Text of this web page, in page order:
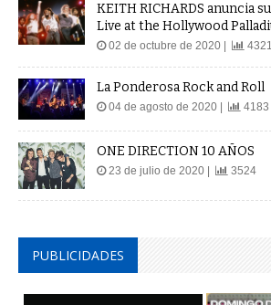
KEITH RICHARDS anuncia
Live at the Hollywood
02 de octubre de 2020 | 4321
La Ponderosa Rock and Roll
04 de agosto de 2020 | 4183
ONE DIRECTION 10 AÑOS
23 de julio de 2020 | 3524
PUBLICIDADES